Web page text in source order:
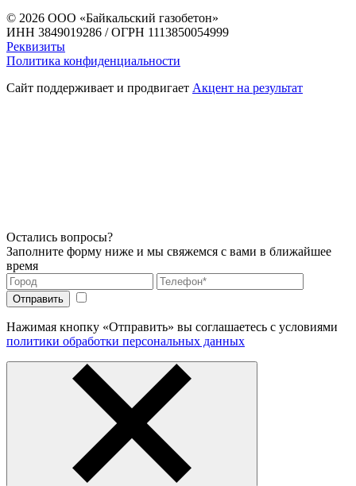
© 2026 ООО «Байкальский газобетон»
ИНН 3849019286 / ОГРН 1113850054999
Реквизиты
Политика конфиденциальности
Сайт поддерживает и продвигает Акцент на результат
Остались вопросы?
Заполните форму ниже и мы свяжемся с вами в ближайшее
время
Нажимая кнопку «Отправить» вы соглашаетесь с условиями
политики обработки персональных данных